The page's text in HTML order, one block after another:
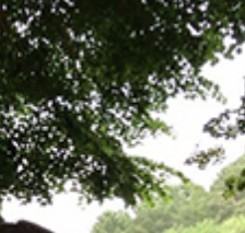
ENTER